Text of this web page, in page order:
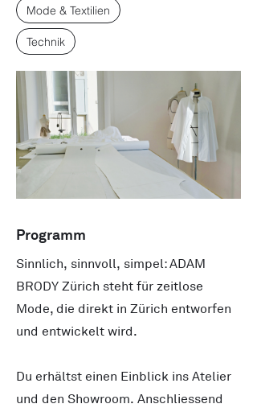
Mode & Textilien
Technik
Programm
Sinnlich, sinnvoll, simpel: ADAM
BRODY Zürich steht für zeitlose
Mode, die direkt in Zürich entworfen
und entwickelt wird.
Du erhältst einen Einblick ins Atelier
und den Showroom. Anschliessend